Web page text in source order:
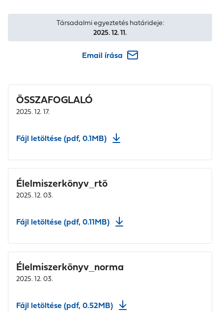
Társadalmi egyeztetés határideje:
2025. 12. 11.
Email írása
ÖSSZAFOGLALÓ
2025. 12. 17.
Fájl letöltése (pdf, 0.1MB)
Élelmiszerkönyv_rtö
2025. 12. 03.
Fájl letöltése (pdf, 0.11MB)
Élelmiszerkönyv_norma
2025. 12. 03.
Fájl letöltése (pdf, 0.52MB)